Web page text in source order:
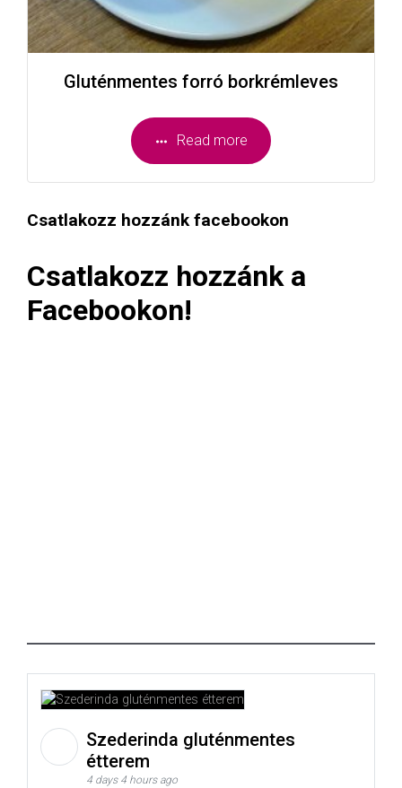
Gluténmentes forró borkrémleves
Read more
Csatlakozz hozzánk facebookon
Csatlakozz hozzánk a
Facebookon!
Szederinda gluténmentes
étterem
4 days 4 hours ago